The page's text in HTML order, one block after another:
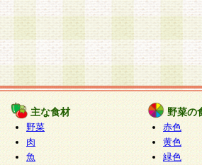
主な食材
野菜
肉
魚
野菜の
赤色
黄色
緑色